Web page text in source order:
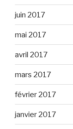
juin 2017
mai 2017
avril 2017
mars 2017
février 2017
janvier 2017